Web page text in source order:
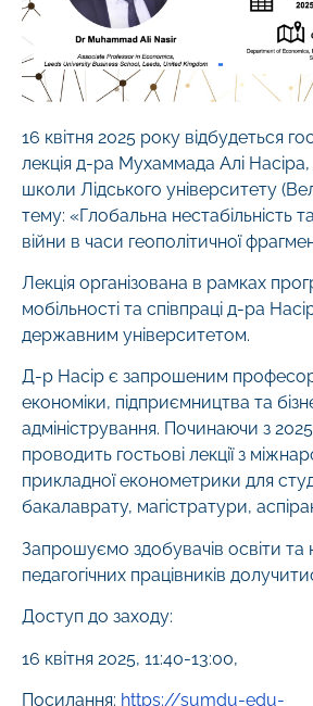
16 квітня 2025 року відбудеться
лекція д-ра Мухаммада Алі
школи Лідського університету
тему: «Глобальна нестабільність
війни в часи геополітичної
Лекція організована в рамках
мобільності та співпраці д-ра
державним університетом.
Д-р Насір є запрошеним
економіки, підприємництва та
адміністрування. Починаючи з
проводить гостьові лекції з
прикладної економетрики для
бакалаврату, магістратури,
Запрошуємо здобувачів освіти та
педагогічних працівників
Доступ до заходу:
16 квітня 2025, 11:40-13:00,
Посилання: https://sumdu-edu-